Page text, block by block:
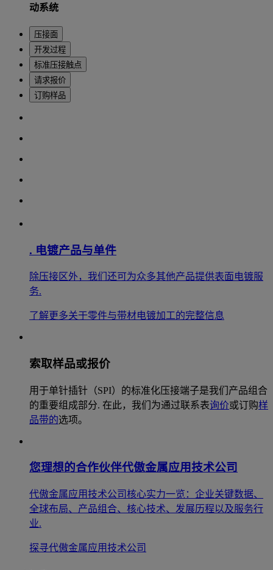
动系统
压接面
开发过程
标准压接触点
请求报价
订购样品
. 电镀产品与单件
除压接区外，我们还可为众多其他产品提供表面电镀服
务.
了解更多关于零件与带材电镀加工的完整信息
索取样品或报价
用于单针插针（SPI）的标准化压接端子是我们产品组合
的重要组成部分. 在此，我们为通过联系表询价或订购样
品带的选项。
您理想的合作伙伴代傲金属应用技术公司
代傲金属应用技术公司核心实力一览：企业关键数据、
全球布局、产品组合、核心技术、发展历程以及服务行
业.
探寻代傲金属应用技术公司